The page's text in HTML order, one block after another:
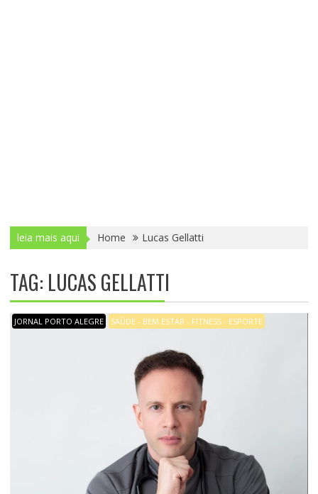
leia mais aqui Home Lucas Gellatti
TAG: LUCAS GELLATTI
JORNAL PORTO ALEGRE SAÚDE - BEM ESTAR - FITNESS - ESPORTE